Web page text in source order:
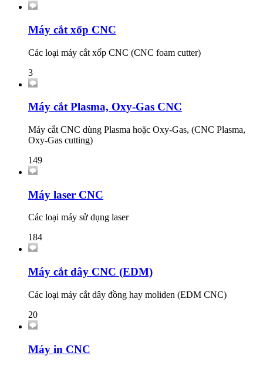
Máy cắt xốp CNC
Các loại máy cắt xốp CNC (CNC foam cutter)
3
Máy cắt Plasma, Oxy-Gas CNC
Máy cắt CNC dùng Plasma hoặc Oxy-Gas, (CNC Plasma,
Oxy-Gas cutting)
149
Máy laser CNC
Các loại máy sử dụng laser
184
Máy cắt dây CNC (EDM)
Các loại máy cắt dây đồng hay moliden (EDM CNC)
20
Máy in CNC